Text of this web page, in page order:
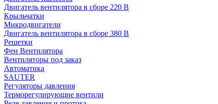
Двигатель вентилятора в сборе 220 В
Крыльчатки
Микродвигатели
Двигатель вентилятора в сборе 380 В
Решетки
Фен Вентилятора
Вентиляторы под заказ
Автоматика
SAUTER
Регуляторы давления
Терморегулирующие вентили